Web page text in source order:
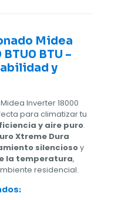
Midea
BTU –
y
Inverter 18000
para climatizar tu
y aire puro.
Xtreme Dura
silenciosoy
la temperatura,
residencial.